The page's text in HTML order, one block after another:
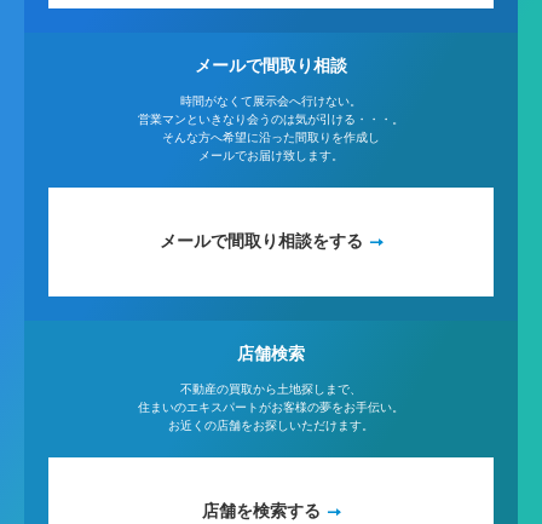
メールで間取り相談
時間がなくて展示会へ行けない。
営業マンといきなり会うのは気が引ける・・・。
そんな方へ希望に沿った間取りを作成し
メールでお届け致します。
メールで間取り相談をする
店舗検索
不動産の買取から土地探しまで、
住まいのエキスパートがお客様の夢をお手伝い。
お近くの店舗をお探しいただけます。
店舗を検索する